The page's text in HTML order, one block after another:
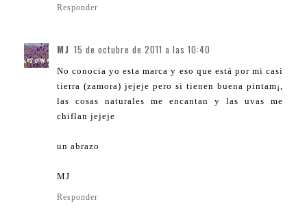
Responder
MJ 15 de octubre de 2011 a las 10:40
No conocia yo esta marca y eso que está por mi casi
tierra (zamora) jejeje pero si tienen buena pintam¡,
las cosas naturales me encantan y las uvas me
chiflan jejeje
un abrazo
MJ
Responder